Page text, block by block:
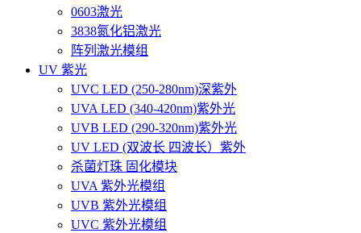
0603激光
3838氮化铝激光
阵列激光模组
UV 紫光
UVC LED (250-280nm)深紫外
UVA LED (340-420nm)紫外光
UVB LED (290-320nm)紫外光
UV LED (双波长 四波长）紫外
杀菌灯珠 固化模块
UVA 紫外光模组
UVB 紫外光模组
UVC 紫外光模组